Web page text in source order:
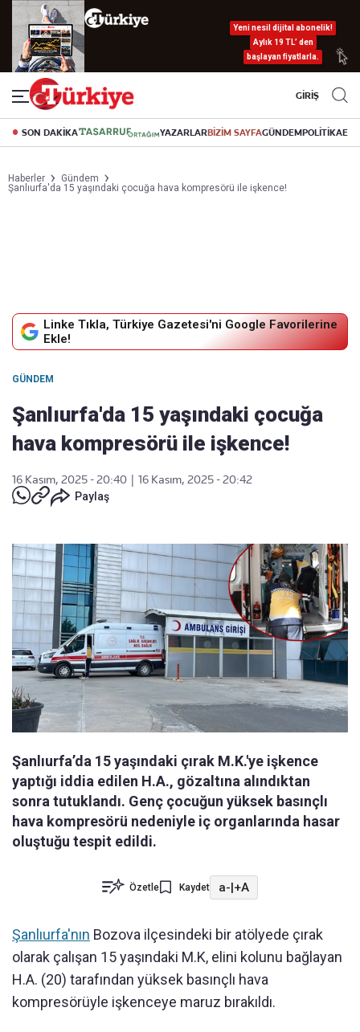
Yeni nesil dijital abonelik!
Aylık 19 TL’ den
başlayan fiyatlarla.
GİRİŞ
SON DAKİKA YAZARLARBİZİM SAYFAGÜNDEMPOLİTİKA
Haberler
Gündem
Şanlıurfa'da 15 yaşındaki çocuğa hava kompresörü ile işkence!
Linke Tıkla, Türkiye Gazetesi'ni Google Favorilerine
Ekle!
GÜNDEM
Şanlıurfa'da 15 yaşındaki çocuğa
hava kompresörü ile işkence!
16 Kasım, 2025 - 20:40
16 Kasım, 2025 - 20:42
Paylaş
Şanlıurfa’da 15 yaşındaki çırak M.K.'ye işkence
yaptığı iddia edilen H.A., gözaltına alındıktan
sonra tutuklandı. Genç çocuğun yüksek basınçlı
hava kompresörü nedeniyle iç organlarında hasar
oluştuğu tespit edildi.
Özetle Kaydet a-|+A
Şanlıurfa'nın Bozova ilçesindeki bir atölyede çırak
olarak çalışan 15 yaşındaki M.K, elini kolunu bağlayan
H.A. (20) tarafından yüksek basınçlı hava
kompresörüyle işkenceye maruz bırakıldı.